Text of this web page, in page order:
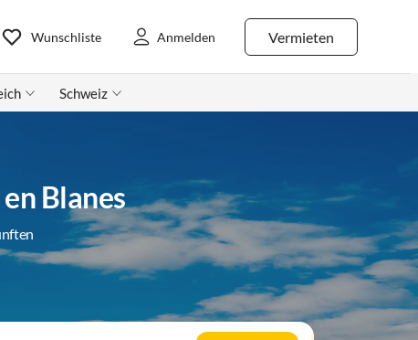
Vermieten
Wunschliste Anmelden
Schweiz
Blanes